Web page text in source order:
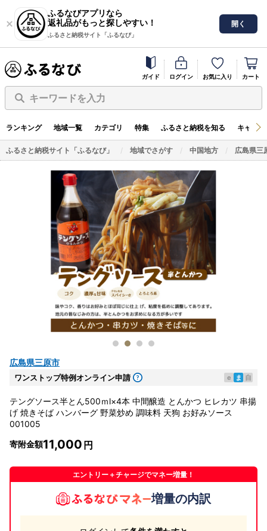
ふるなびアプリなら
返礼品がもっと探しやすい！
ふるさと納税サイト「ふるなび」
開く
ガイド ログイン お気に入り カート
キーワードを入力
ランキング 地域一覧 カテゴリ 特集 ふるさと納税を知る キャン
ふるさと納税サイト「ふるなび」 地域でさがす 中国地方 広島県三
広島県三原市
ワンストップ特例オンライン申請 e ま 自
テングソース半とん500ｍl×4本 中間醸造 とんかつ ヒレカツ 串揚
げ 焼きそば ハンバーグ 野菜炒め 調味料 天狗 お好みソース
001005
寄附金額11,000
エントリー＋チャージでマネー増量！
増量の内訳